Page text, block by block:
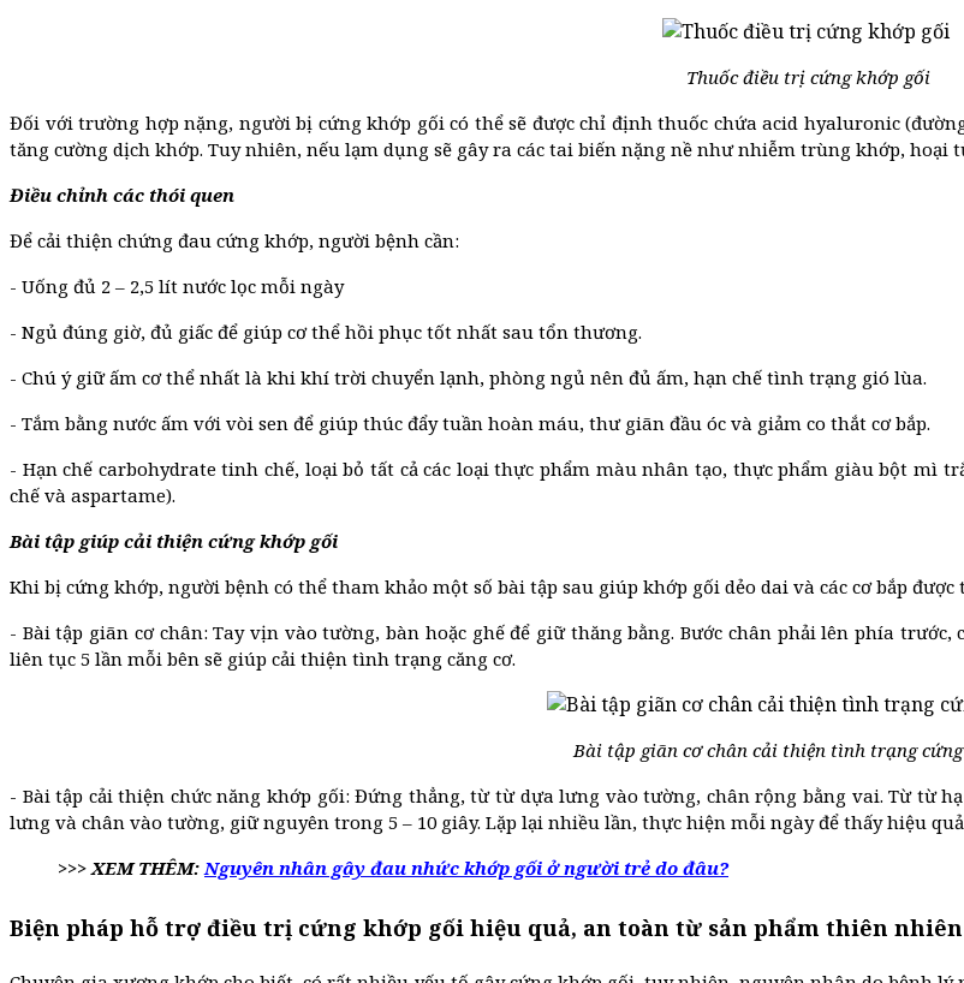
Thuốc điều trị cứng khớp gối
Đối với trường hợp nặng, người bị cứng khớp gối có thể sẽ được chỉ định thuốc chứa acid hyaluronic
tăng cường dịch khớp. Tuy nhiên, nếu lạm dụng sẽ gây ra các tai biến nặng nề như nhiễm trùng khớp, hoại
Điều chỉnh các thói quen
Để cải thiện chứng đau cứng khớp, người bệnh cần:
- Uống đủ 2 – 2,5 lít nước lọc mỗi ngày
- Ngủ đúng giờ, đủ giấc để giúp cơ thể hồi phục tốt nhất sau tổn thương.
- Chú ý giữ ấm cơ thể nhất là khi khí trời chuyển lạnh, phòng ngủ nên đủ ấm, hạn chế tình trạng gió lùa.
- Tắm bằng nước ấm với vòi sen để giúp thúc đẩy tuần hoàn máu, thư giãn đầu óc và giảm co thắt cơ bắp.
- Hạn chế carbohydrate tinh chế, loại bỏ tất cả các loại thực phẩm màu nhân tạo, thực phẩm giàu bột mì
chế và aspartame).
Bài tập giúp cải thiện cứng khớp gối
Khi bị cứng khớp, người bệnh có thể tham khảo một số bài tập sau giúp khớp gối dẻo dai và các cơ bắp
- Bài tập giãn cơ chân: Tay vịn vào tường, bàn hoặc ghế để giữ thăng bằng. Bước chân phải lên phía
liên tục 5 lần mỗi bên sẽ giúp cải thiện tình trạng căng cơ.
Bài tập giãn cơ chân cải thiện tình trạng
- Bài tập cải thiện chức năng khớp gối: Đứng thẳng, từ từ dựa lưng vào tường, chân rộng bằng vai. Từ từ
lưng và chân vào tường, giữ nguyên trong 5 – 10 giây. Lặp lại nhiều lần, thực hiện mỗi ngày để thấy hiệu
>>> XEM THÊM:Nguyên nhân gây đau nhức khớp gối ở người trẻ do đâu?
Biện pháp hỗ trợ điều trị cứng khớp gối hiệu quả, an toàn từ sản phẩm thiên nhiên